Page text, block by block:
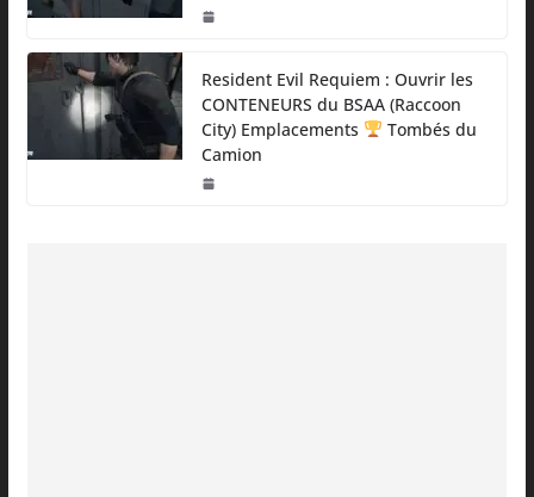
Resident Evil Requiem : Ouvrir les
CONTENEURS du BSAA (Raccoon
City) Emplacements
Tombés du
Camion